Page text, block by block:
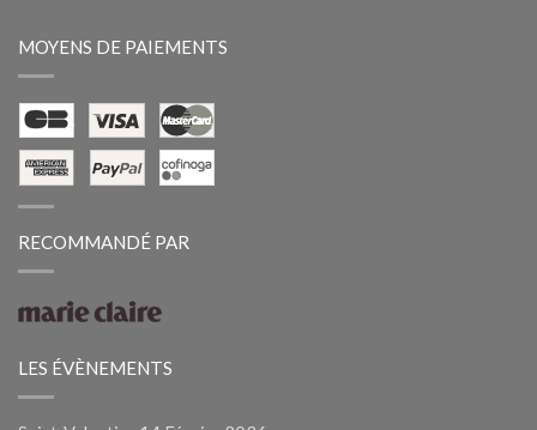
MOYENS DE PAIEMENTS
RECOMMANDÉ PAR
LES ÉVÈNEMENTS